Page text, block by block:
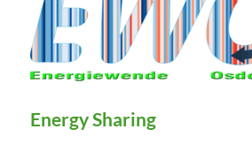
Energy Sharing